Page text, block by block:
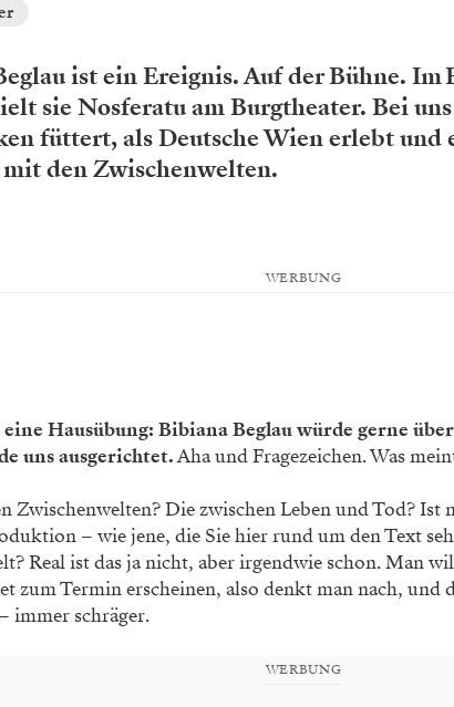
ist ein Ereignis. Auf der Bühne. Im
sie Nosferatu am Burgtheater. Bei
füttert, als Deutsche Wien erlebt und
mit den Zwischenwelten.
WERBUNG
Hausübung: Bibiana Beglau würde gerne
uns ausgerichtet.Aha und Fragezeichen. Was
Zwischenwelten? Die zwischen Leben und Tod? Ist
– wie jene, die Sie hier rund um den Text
Real ist das ja nicht, aber irgendwie schon. Man
zum Termin erscheinen, also denkt man nach, und
immer schräger.
WERBUNG